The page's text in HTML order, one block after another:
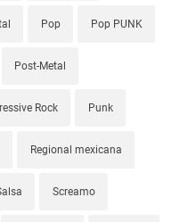
Pop Pop PUNK
Post-Metal
Rock Punk
Regional mexicana
Screamo